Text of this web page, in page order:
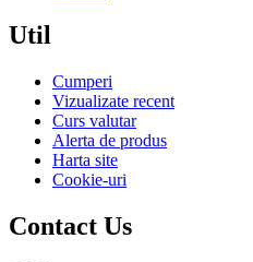
Util
Cumperi
Vizualizate recent
Curs valutar
Alerta de produs
Harta site
Cookie-uri
Contact Us